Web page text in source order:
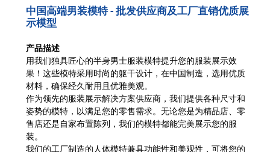
中国高端男装模特 - 批发供应商及工厂直销优质展
示模型
产品描述
用我们独具匠心的半身男士服装模特提升您的服装展示效
果！这些模特采用时尚的躯干设计，在中国制造，选用优质
材料，确保经久耐用且优雅美观。
作为领先的服装展示解决方案供应商，我们提供各种尺寸和
姿势的模特，以满足您的零售需求。无论您是为精品店、零
售店还是自家布置陈列，我们的模特都能完美展示您的服
装。
我们的工厂制造的人体模特兼具功能性和美观性，可将您的